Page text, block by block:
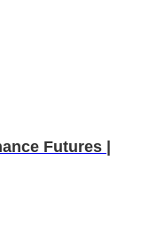
Futures |